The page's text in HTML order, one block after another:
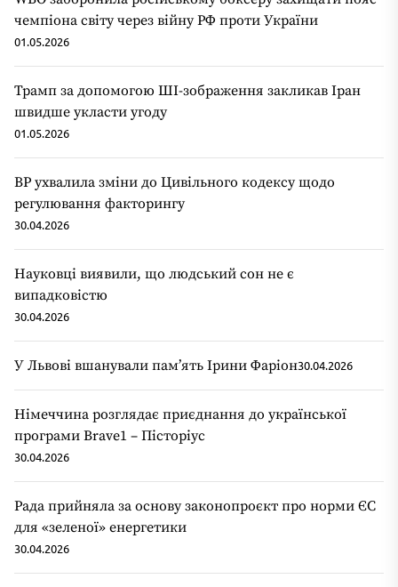
чемпіона світу через війну РФ проти України
01.05.2026
Трамп за допомогою ШІ-зображення закликав Іран
швидше укласти угоду
01.05.2026
ВР ухвалила зміни до Цивільного кодексу щодо
регулювання факторингу
30.04.2026
Науковці виявили, що людський сон не є
випадковістю
30.04.2026
У Львові вшанували пам’ять Ірини Фаріон30.04.2026
Німеччина розглядає приєднання до української
програми Brave1 – Пісторіус
30.04.2026
Рада прийняла за основу законопроєкт про норми ЄС
для «зеленої» енергетики
30.04.2026